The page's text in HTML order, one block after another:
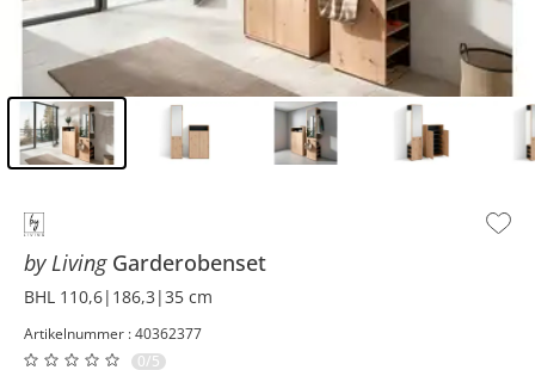
by Living Garderobenset
BHL 110,6|186,3|35 cm
Artikelnummer : 40362377
0/5